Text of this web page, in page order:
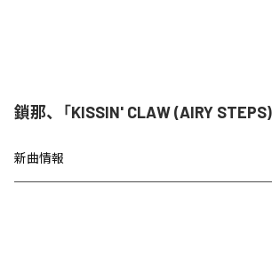
鎖那、「KISSIN' CLAW (AIRY
新曲情報